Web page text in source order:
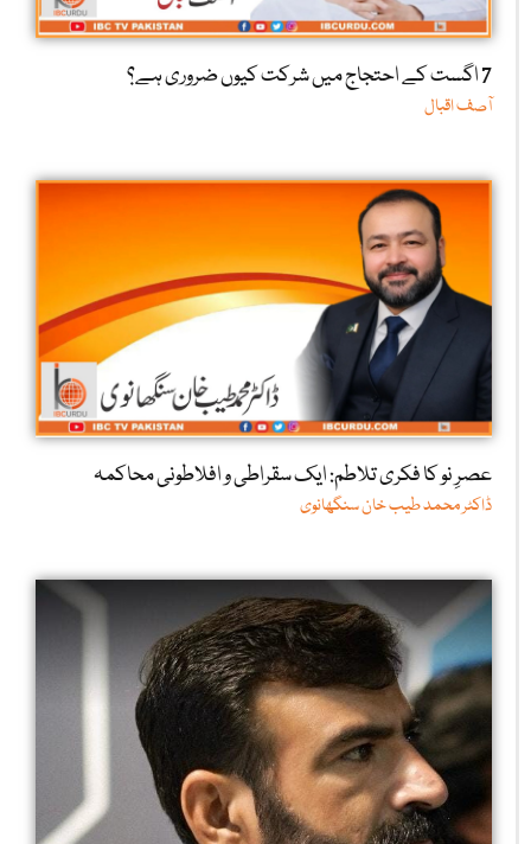
7 اگست کے احتجاج میں شرکت کیوں ضروری ہے؟
آصف اقبال
عصرِ نو کا فکری تلاطم: ایک سقراطی و افلاطونی محاکمہ
ڈاکٹر محمد طیب خان سنگھانوی